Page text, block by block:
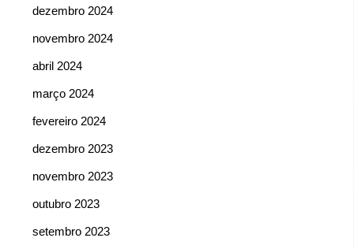
dezembro 2024
novembro 2024
abril 2024
março 2024
fevereiro 2024
dezembro 2023
novembro 2023
outubro 2023
setembro 2023